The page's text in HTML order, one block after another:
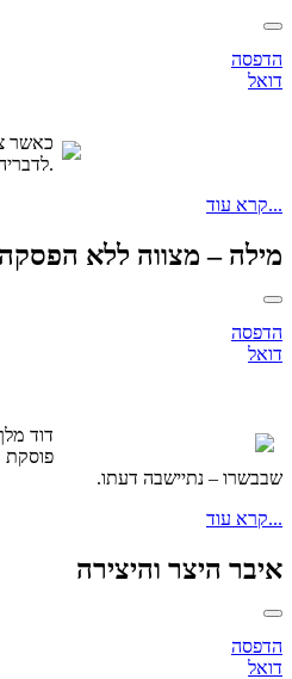
הדפסה
דואל
כאשר
לדבריהם – היא הטלת מום לכל דבר. הפסוק הזה מראה את ההפך – רק על-ידי ברית המילה אנו נעשים שלמים, ואילו כל מי שאינו בא בברית זו הוא בהכרח פגום.
קרא עוד...
מילה – מצווה ללא הפסקה
הדפסה
דואל
דוד
פוסקת
שבבשרו – נתיישבה דעתו.
קרא עוד...
איבר היצר והיצירה
הדפסה
דואל